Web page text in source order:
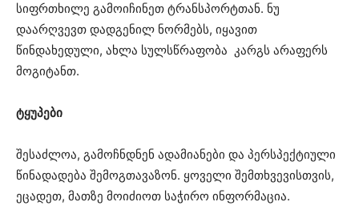
სიფრთხილე გამოიჩინეთ ტრანსპორტთან. ნუ
დაარღვევთ დადგენილ ნორმებს, იყავით
წინდახედული, ახლა სულსწრაფობა კარგს არაფერს
მოგიტანთ.
ტყუპები
შესაძლოა, გამოჩნდნენ ადამიანები და პერსპექტიული
წინადადება შემოგთავაზონ. ყოველი შემთხვევისთვის,
ეცადეთ, მათზე მოიძიოთ საჭირო ინფორმაცია.